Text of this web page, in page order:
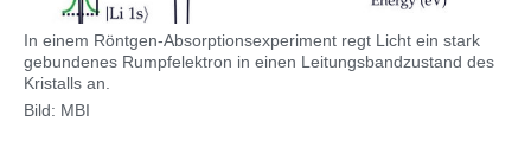
In einem Röntgen-Absorptionsexperiment regt Licht ein stark
gebundenes Rumpfelektron in einen Leitungsbandzustand des
Kristalls an.
Bild: MBI